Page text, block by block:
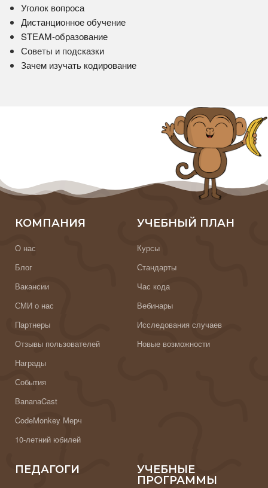
Уголок вопроса
Дистанционное обучение
STEAM-образование
Советы и подсказки
Зачем изучать кодирование
КОМПАНИЯ
О нас
Блог
Вакансии
СМИ о нас
Партнеры
Отзывы пользователей
Награды
События
BananaCast
CodeMonkey Мерч
10-летний юбилей
УЧЕБНЫЙ ПЛАН
Курсы
Стандарты
Час кода
Вебинары
Исследования случаев
Новые возможности
ПЕДАГОГИ
УЧЕБНЫЕ
ПРОГРАММЫ